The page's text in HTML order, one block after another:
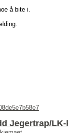
å bite i.
Jegertrap/LK-